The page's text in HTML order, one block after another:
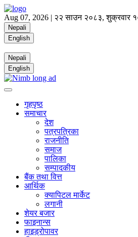
Aug 07, 2026 | २२ साउन २०८३, शुक्रवार
Nepali
English
Nepali
English
गृहपृष्ठ
समाचार
देश
पत्रपत्रिका
राजनीति
समाज
पालिका
सम्पादकीय
बैंक तथा वित्त
आर्थिक
क्यापिटल मार्केट
लगानी
शेयर बजार
फाइनान्स
हाइड्रोपावर